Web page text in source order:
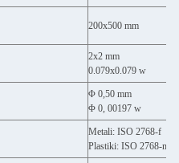
200x500 mm
2x2 mm
0.079x0.079 w
Φ 0,50 mm
Φ 0, 00197 w
Metali: ISO 2768-f
Plastiki: ISO 2768-m